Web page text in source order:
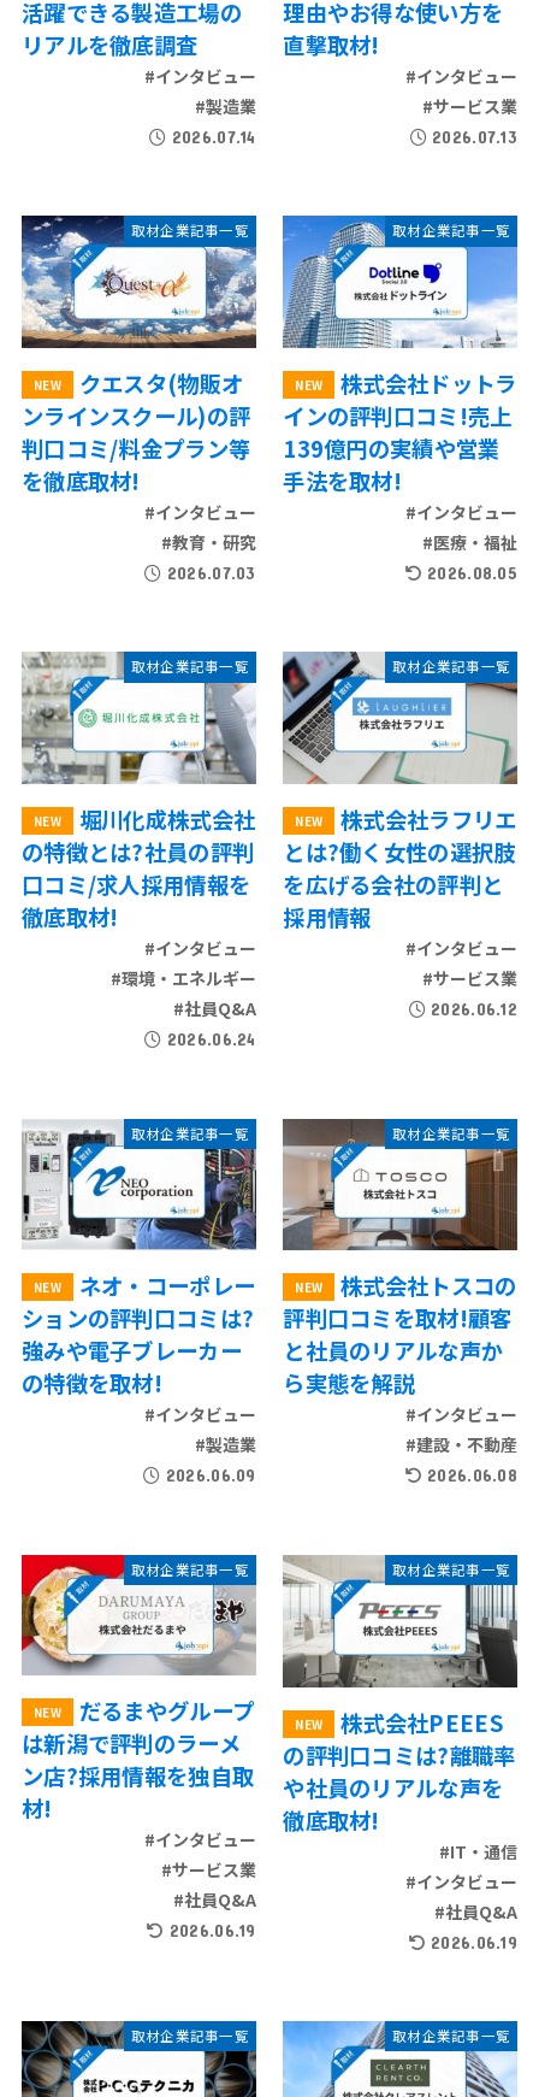
活躍できる製造工場の
リアルを徹底調査
#インタビュー
#製造業
2026.07.14
理由やお得な使い方を
直撃取材!
#インタビュー
#サービス業
2026.07.13
取材企業記事一覧
クエスタ(物販オ
ンラインスクール)の評
判口コミ/料金プラン等
を徹底取材!
#インタビュー
#教育・研究
2026.07.03
取材企業記事一覧
株式会社ドットラ
インの評判口コミ!売上
139億円の実績や営業
手法を取材!
#インタビュー
#医療・福祉
2026.08.05
取材企業記事一覧
堀川化成株式会社
の特徴とは?社員の評判
口コミ/求人採用情報を
徹底取材!
#インタビュー
#環境・エネルギー
#社員Q&A
2026.06.24
取材企業記事一覧
株式会社ラフリエ
とは?働く女性の選択肢
を広げる会社の評判と
採用情報
#インタビュー
#サービス業
2026.06.12
取材企業記事一覧
ネオ・コーポレー
ションの評判口コミは?
強みや電子ブレーカー
の特徴を取材!
#インタビュー
#製造業
2026.06.09
取材企業記事一覧
株式会社トスコの
評判口コミを取材!顧客
と社員のリアルな声か
ら実態を解説
#インタビュー
#建設・不動産
2026.06.08
取材企業記事一覧
だるまやグループ
は新潟で評判のラーメ
ン店?採用情報を独自取
材!
#インタビュー
#サービス業
#社員Q&A
2026.06.19
取材企業記事一覧
株式会社PEEES
の評判口コミは?離職率
や社員のリアルな声を
徹底取材!
#IT・通信
#インタビュー
#社員Q&A
2026.06.19
取材企業記事一覧 取材企業記事一覧